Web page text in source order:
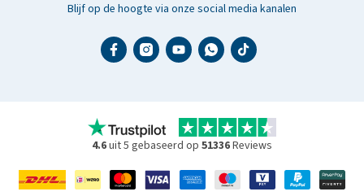
Blijf op de hoogte via onze social media kanalen
4.6uit 5 gebaseerd op 51336Reviews